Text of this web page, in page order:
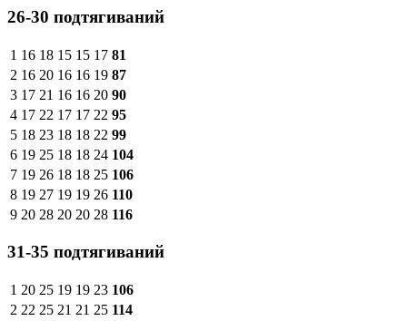
26-30 подтягиваний
1 16 18 15 15 17 81
2 16 20 16 16 19 87
3 17 21 16 16 20 90
4 17 22 17 17 22 95
5 18 23 18 18 22 99
6 19 25 18 18 24 104
7 19 26 18 18 25 106
8 19 27 19 19 26 110
9 20 28 20 20 28 116
31-35 подтягиваний
1 20 25 19 19 23 106
2 22 25 21 21 25 114